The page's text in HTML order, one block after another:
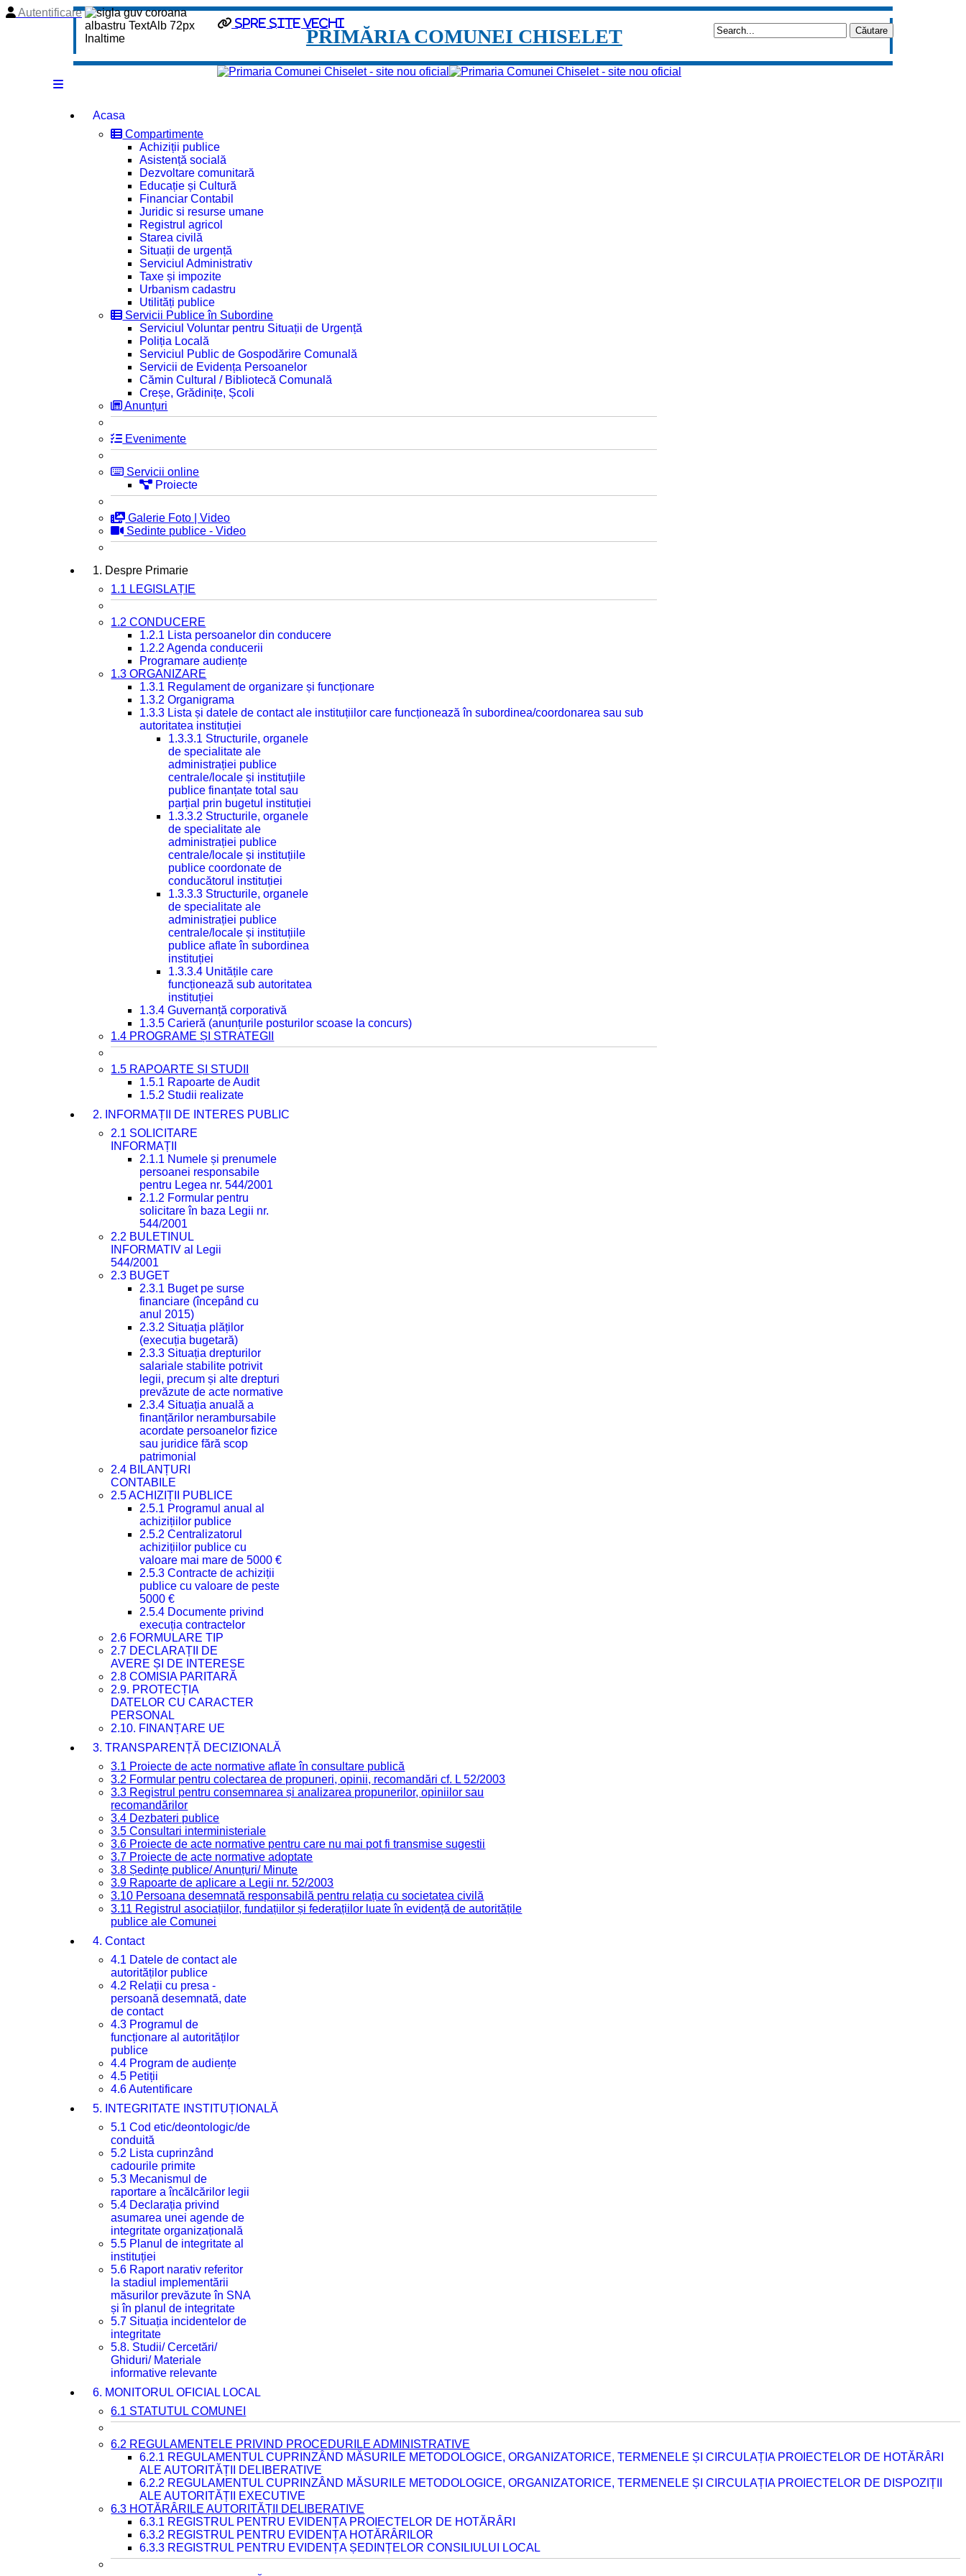
Spre site vechi
Autentificare
PRIMĂRIA COMUNEI CHISELET
Acasa
Compartimente
Achiziții publice
Asistență socială
Dezvoltare comunitară
Educație și Cultură
Financiar Contabil
Juridic si resurse umane
Registrul agricol
Starea civilă
Situații de urgență
Serviciul Administrativ
Taxe și impozite
Urbanism cadastru
Utilități publice
Servicii Publice în Subordine
Serviciul Voluntar pentru Situații de Urgență
Poliția Locală
Serviciul Public de Gospodărire Comunală
Servicii de Evidența Persoanelor
Cămin Cultural / Bibliotecă Comunală
Creșe, Grădinițe, Școli
Anunțuri
Evenimente
Servicii online
Proiecte
Galerie Foto | Video
Sedinte publice - Video
1. Despre Primarie
1.1 LEGISLAȚIE
1.2 CONDUCERE
1.2.1 Lista persoanelor din conducere
1.2.2 Agenda conducerii
Programare audiențe
1.3 ORGANIZARE
1.3.1 Regulament de organizare și funcționare
1.3.2 Organigrama
1.3.3 Lista și datele de contact ale instituțiilor care funcționează în subordinea/coordonarea sau sub
autoritatea instituției
1.3.3.1 Structurile, organele
de specialitate ale
administrației publice
centrale/locale și instituțiile
publice finanțate total sau
parțial prin bugetul instituției
1.3.3.2 Structurile, organele
de specialitate ale
administrației publice
centrale/locale și instituțiile
publice coordonate de
conducătorul instituției
1.3.3.3 Structurile, organele
de specialitate ale
administrației publice
centrale/locale și instituțiile
publice aflate în subordinea
instituției
1.3.3.4 Unitățile care
funcționează sub autoritatea
instituției
1.3.4 Guvernanță corporativă
1.3.5 Carieră (anunțurile posturilor scoase la concurs)
1.4 PROGRAME ȘI STRATEGII
1.5 RAPOARTE ȘI STUDII
1.5.1 Rapoarte de Audit
1.5.2 Studii realizate
2. INFORMAȚII DE INTERES PUBLIC
2.1 SOLICITARE
INFORMAȚII
2.1.1 Numele și prenumele
persoanei responsabile
pentru Legea nr. 544/2001
2.1.2 Formular pentru
solicitare în baza Legii nr.
544/2001
2.2 BULETINUL
INFORMATIV al Legii
544/2001
2.3 BUGET
2.3.1 Buget pe surse
financiare (începând cu
anul 2015)
2.3.2 Situația plăților
(execuția bugetară)
2.3.3 Situația drepturilor
salariale stabilite potrivit
legii, precum și alte drepturi
prevăzute de acte normative
2.3.4 Situația anuală a
finanțărilor nerambursabile
acordate persoanelor fizice
sau juridice fără scop
patrimonial
2.4 BILANȚURI
CONTABILE
2.5 ACHIZIȚII PUBLICE
2.5.1 Programul anual al
achizițiilor publice
2.5.2 Centralizatorul
achizițiilor publice cu
valoare mai mare de 5000 €
2.5.3 Contracte de achiziții
publice cu valoare de peste
5000 €
2.5.4 Documente privind
execuția contractelor
2.6 FORMULARE TIP
2.7 DECLARAȚII DE
AVERE ȘI DE INTERESE
2.8 COMISIA PARITARĂ
2.9. PROTECȚIA
DATELOR CU CARACTER
PERSONAL
2.10. FINANȚARE UE
3. TRANSPARENȚĂ DECIZIONALĂ
3.1 Proiecte de acte normative aflate în consultare publică
3.2 Formular pentru colectarea de propuneri, opinii, recomandări cf. L 52/2003
3.3 Registrul pentru consemnarea și analizarea propunerilor, opiniilor sau
recomandărilor
3.4 Dezbateri publice
3.5 Consultari interministeriale
3.6 Proiecte de acte normative pentru care nu mai pot fi transmise sugestii
3.7 Proiecte de acte normative adoptate
3.8 Ședințe publice/ Anunțuri/ Minute
3.9 Rapoarte de aplicare a Legii nr. 52/2003
3.10 Persoana desemnată responsabilă pentru relația cu societatea civilă
3.11 Registrul asociațiilor, fundațiilor și federațiilor luate în evidență de autoritățile
publice ale Comunei
4. Contact
4.1 Datele de contact ale
autorităților publice
4.2 Relații cu presa -
persoană desemnată, date
de contact
4.3 Programul de
funcționare al autorităților
publice
4.4 Program de audiențe
4.5 Petiții
4.6 Autentificare
5. INTEGRITATE INSTITUȚIONALĂ
5.1 Cod etic/deontologic/de
conduită
5.2 Lista cuprinzând
cadourile primite
5.3 Mecanismul de
raportare a încălcărilor legii
5.4 Declarația privind
asumarea unei agende de
integritate organizațională
5.5 Planul de integritate al
instituției
5.6 Raport narativ referitor
la stadiul implementării
măsurilor prevăzute în SNA
și în planul de integritate
5.7 Situația incidentelor de
integritate
5.8. Studii/ Cercetări/
Ghiduri/ Materiale
informative relevante
6. MONITORUL OFICIAL LOCAL
6.1 STATUTUL COMUNEI
6.2 REGULAMENTELE PRIVIND PROCEDURILE ADMINISTRATIVE
6.2.1 REGULAMENTUL CUPRINZÂND MĂSURILE METODOLOGICE, ORGANIZATORICE, TERMENELE ȘI CIRCULAȚIA PROIECTELOR DE HOTĂRÂRI
ALE AUTORITĂȚII DELIBERATIVE
6.2.2 REGULAMENTUL CUPRINZÂND MĂSURILE METODOLOGICE, ORGANIZATORICE, TERMENELE ȘI CIRCULAȚIA PROIECTELOR DE DISPOZIȚII
ALE AUTORITĂȚII EXECUTIVE
6.3 HOTĂRÂRILE AUTORITĂȚII DELIBERATIVE
6.3.1 REGISTRUL PENTRU EVIDENȚA PROIECTELOR DE HOTĂRÂRI
6.3.2 REGISTRUL PENTRU EVIDENȚA HOTĂRÂRILOR
6.3.3 REGISTRUL PENTRU EVIDENȚA ȘEDINȚELOR CONSILIULUI LOCAL